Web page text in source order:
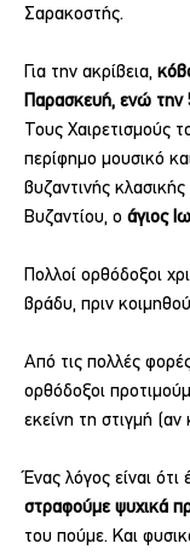
Σαρακοστής.
Για την ακρίβεια,
Παρασκευή, ενώ την
Τους Χαιρετισμούς
περίφημο μουσικό
βυζαντινής
Βυζαντίου, ο άγιος
Πολλοί ορθόδοξοι
βράδυ, πριν
Από τις πολλές
ορθόδοξοι
εκείνη τη στιγμή (αν
Ένας λόγος είναι
στραφούμε ψυχικά
του πούμε. Και